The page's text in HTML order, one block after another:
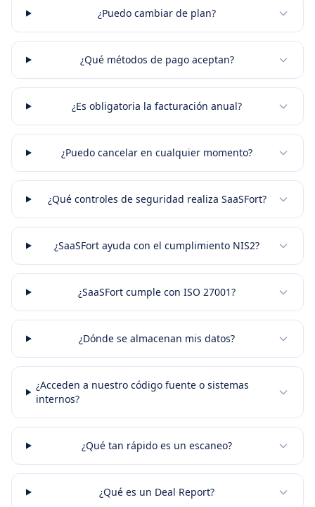
¿Puedo cambiar de plan?
¿Qué métodos de pago aceptan?
¿Es obligatoria la facturación anual?
¿Puedo cancelar en cualquier momento?
¿Qué controles de seguridad realiza SaaSFort?
¿SaaSFort ayuda con el cumplimiento NIS2?
¿SaaSFort cumple con ISO 27001?
¿Dónde se almacenan mis datos?
¿Acceden a nuestro código fuente o sistemas
internos?
¿Qué tan rápido es un escaneo?
¿Qué es un Deal Report?